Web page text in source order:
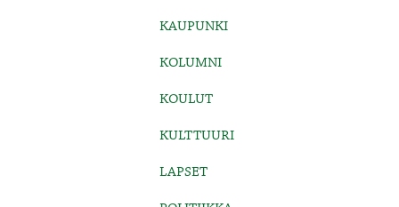
KAUPUNKI
KOLUMNI
KOULUT
KULTTUURI
LAPSET